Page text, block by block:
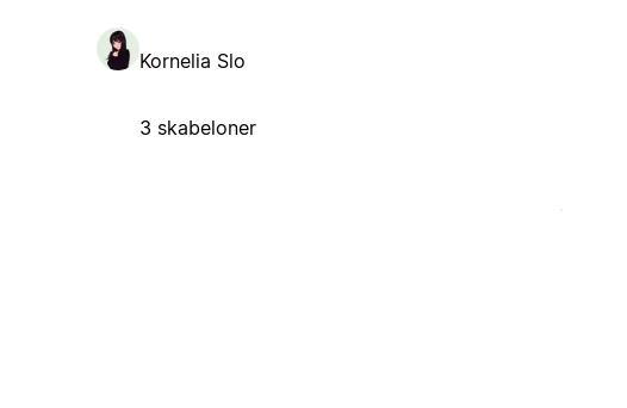
Kornelia Slo
3 skabeloner